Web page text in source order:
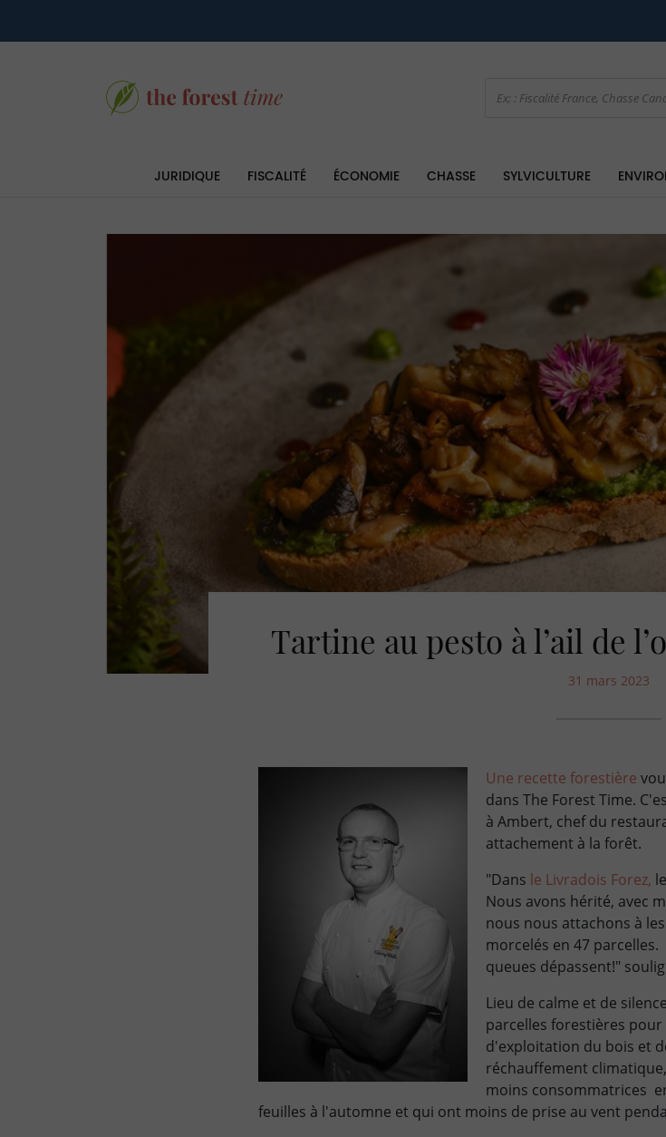
JURIDIQUE FISCALITÉ ÉCONOMIE CHASSE SYLVICULTURE
Tartine au pesto à l’ail de
31 mars 2023
Une recette forestière
dans The Forest Time.
à Ambert, chef du
attachement à la forêt.
"Dans le Livradois Forez,
Nous avons hérité, avec
nous nous attachons à
morcelés en 47
queues dépassent!"
Lieu de calme et de
parcelles forestières
d'exploitation du bois et
réchauffement
moins consommatrices
feuilles à l'automne et qui ont moins de prise au vent